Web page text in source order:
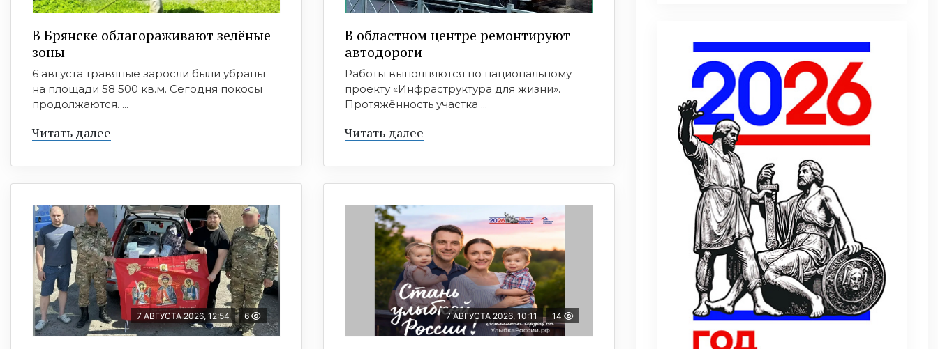
В Брянске облагораживают зелёные
зоны
6 августа травяные заросли были убраны
на площади 58 500 кв.м. Сегодня покосы
продолжаются. ...
Читать далее
В областном центре ремонтируют
автодороги
Работы выполняются по национальному
проекту «Инфраструктура для жизни».
Протяжённость участка ...
Читать далее
7 АВГУСТА 2026, 12:54 6 7 АВГУСТА 2026, 10:11 14